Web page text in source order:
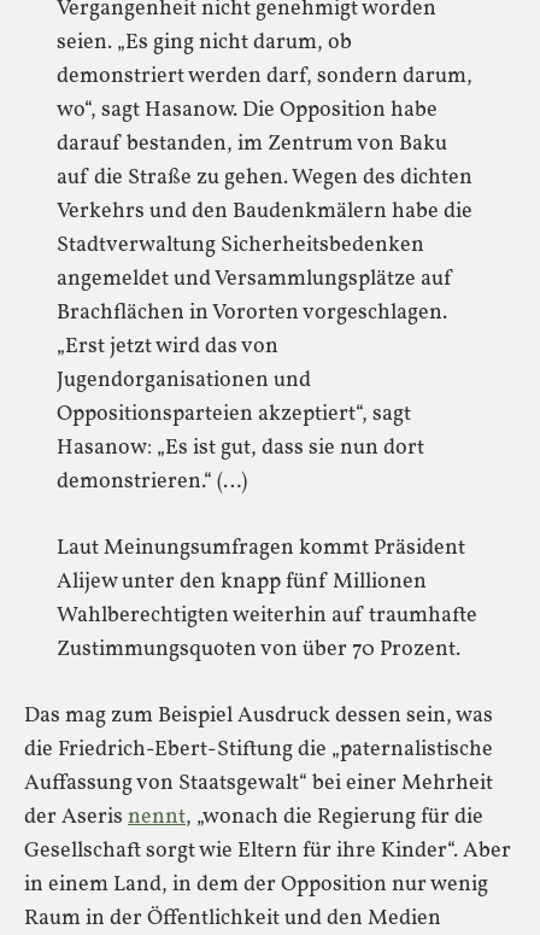
Vergangenheit nicht genehmigt worden
seien. „Es ging nicht darum, ob
demonstriert werden darf, sondern darum,
wo“, sagt Hasanow. Die Opposition habe
darauf bestanden, im Zentrum von Baku
auf die Straße zu gehen. Wegen des dichten
Verkehrs und den Baudenkmälern habe die
Stadtverwaltung Sicherheitsbedenken
angemeldet und Versammlungsplätze auf
Brachflächen in Vororten vorgeschlagen.
„Erst jetzt wird das von
Jugendorganisationen und
Oppositionsparteien akzeptiert“, sagt
Hasanow: „Es ist gut, dass sie nun dort
demonstrieren.“ (…)
Laut Meinungsumfragen kommt Präsident
Alijew unter den knapp fünf Millionen
Wahlberechtigten weiterhin auf traumhafte
Zustimmungsquoten von über 70 Prozent.
Das mag zum Beispiel Ausdruck dessen sein, was
die Friedrich-Ebert-Stiftung die „paternalistische
Auffassung von Staatsgewalt“ bei einer Mehrheit
der Aseris nennt, „wonach die Regierung für die
Gesellschaft sorgt wie Eltern für ihre Kinder“. Aber
in einem Land, in dem der Opposition nur wenig
Raum in der Öffentlichkeit und den Medien